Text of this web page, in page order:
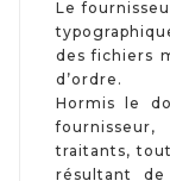
Le
des fichiers
d’ordre.
Hormis le
traitants,
résultant